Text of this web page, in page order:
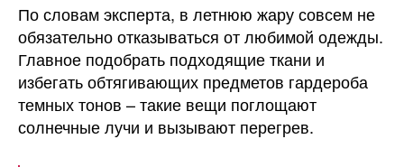
По словам эксперта, в летнюю жару совсем не
обязательно отказываться от любимой одежды.
Главное подобрать подходящие ткани и
избегать обтягивающих предметов гардероба
темных тонов – такие вещи поглощают
солнечные лучи и вызывают перегрев.